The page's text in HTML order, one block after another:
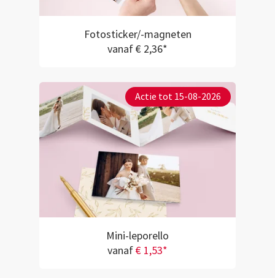
Fotosticker/-magneten
vanaf € 2,36*
Actie tot 15-08-2026
Mini-leporello
vanaf€ 1,53*